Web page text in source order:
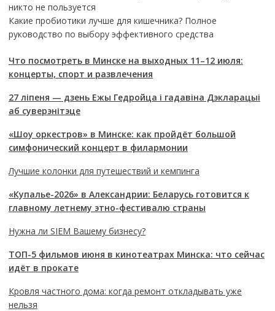
никто не пользуется
Какие пробиотики лучше для кишечника? Полное
руководство по выбору эффективного средства
Что посмотреть в Минске на выходных 11–12 июля:
концерты, спорт и развлечения
27 ліпеня — дзень Ежы Гедройца і гадавіна Дэкларацыі
аб суверэнітэце
«Шоу оркестров» в Минске: как пройдёт большой
симфонический концерт в филармонии
Лучшие колонки для путешествий и кемпинга
«Купалье-2026» в Александрии: Беларусь готовится к
главному летнему этно-фестивалю страны
Нужна ли SIEM Вашему бизнесу?
ТОП-5 фильмов июня в кинотеатрах Минска: что сейчас
идёт в прокате
Кровля частного дома: когда ремонт откладывать уже
нельзя